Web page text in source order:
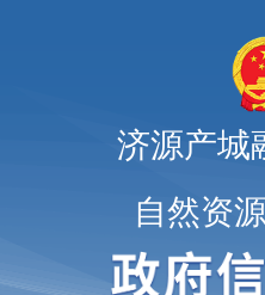
济源产城
自然资